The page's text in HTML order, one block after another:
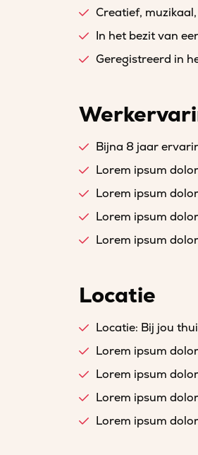
Creatief,
In het bezit van
Geregistreerd in
Bijna 8 jaar
Lorem ipsum
Lorem ipsum
Lorem ipsum
Lorem ipsum
Locatie
Locatie: Bij jou
Lorem ipsum
Lorem ipsum
Lorem ipsum
Lorem ipsum